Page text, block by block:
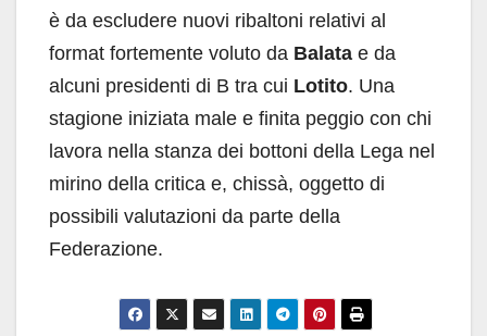
è da escludere nuovi ribaltoni relativi al
format fortemente voluto da Balata e da
alcuni presidenti di B tra cui Lotito. Una
stagione iniziata male e finita peggio con chi
lavora nella stanza dei bottoni della Lega nel
mirino della critica e, chissà, oggetto di
possibili valutazioni da parte della
Federazione.